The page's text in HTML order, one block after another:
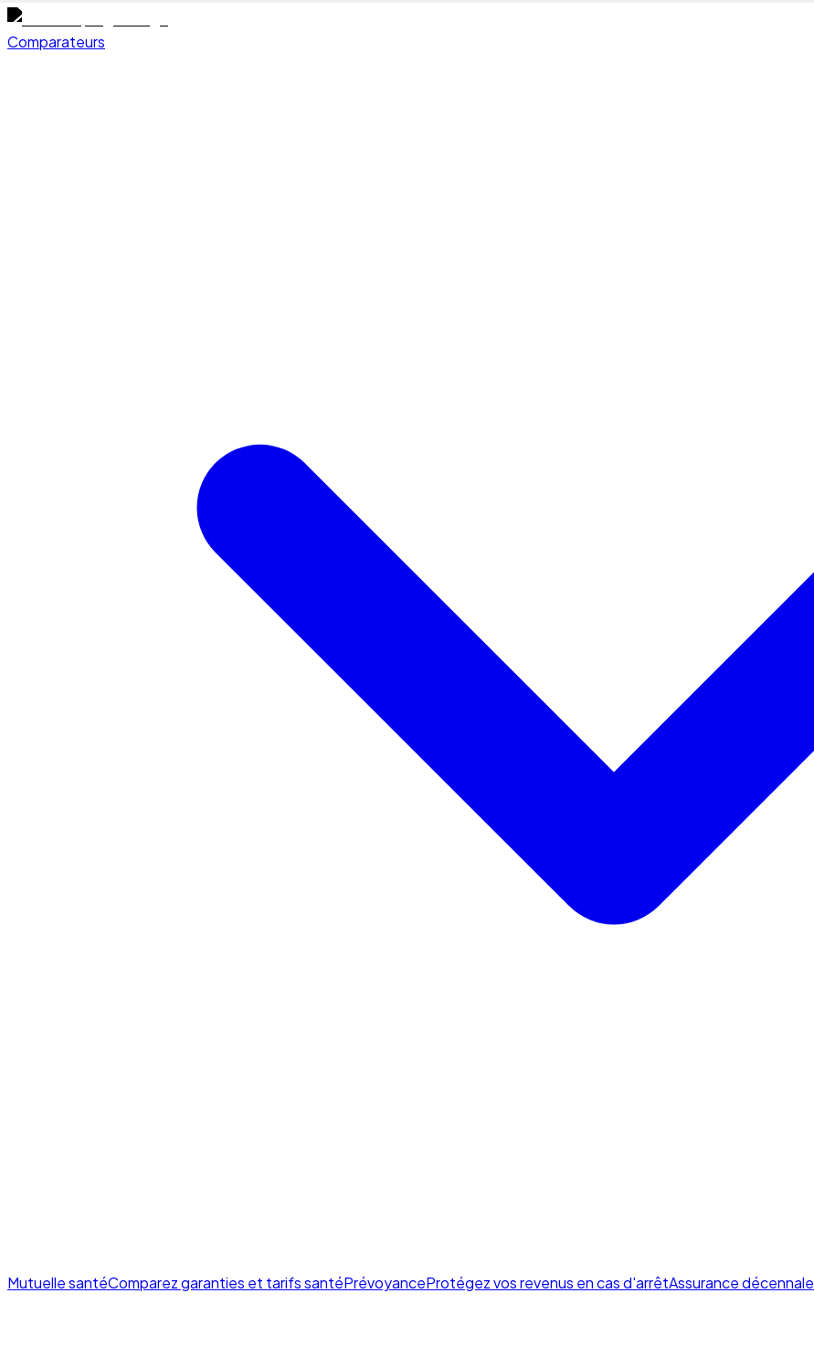
Comparateurs
Mutuelle santéComparez garanties et tarifs santéPrévoyanceProtégez vos revenus en cas d'arrêtAssurance décennale